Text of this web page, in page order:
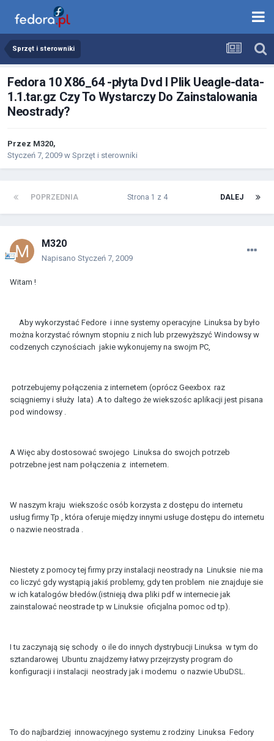
Sprzęt i sterowniki
Fedora 10 X86_64 -płyta Dvd I Plik Ueagle-data-
1.1.tar.gz Czy To Wystarczy Do Zainstalowania
Neostrady?
Przez M320,
Styczeń 7, 2009 w Sprzęt i sterowniki
POPRZEDNIA DALEJ
Strona 1 z 4
M320
Napisano Styczeń 7, 2009
Witam !
Aby wykorzystać Fedore i inne systemy operacyjne Linuksa by było
można korzystać równym stopniu z nich lub przewyższyć Windowsy w
codzenych czynościach jakie wykonujemy na swojm PC,
potrzebujemy połączenia z internetem (oprócz Geexbox raz
sciągniemy i służy lata) .A to daltego że wiekszośc aplikacji jest pisana
pod windowsy .
A Więc aby dostosować swojego Linuksa do swojch potrzeb
potrzebne jest nam połączenia z internetem.
W naszym kraju wiekszośc osób korzysta z dostępu do internetu
usług firmy Tp , która oferuje między innymi usługe dostępu do internetu
o nazwie neostrada .
Niestety z pomocy tej firmy przy instalacji neostrady na Linuksie nie ma
co liczyć gdy wystąpią jakiś problemy, gdy ten problem nie znajduje sie
w ich katalogów błedów.(istnieją dwa pliki pdf w internecie jak
zainstalować neostrade tp w Linuksie oficjalna pomoc od tp).
I tu zaczynają się schody o ile do innych dystrybucji Linuksa w tym do
sztandarowej Ubuntu znajdzemy łatwy przejrzysty program do
konfiguracji i instalacji neostrady jak i modemu o nazwie UbuDSL.
To do najbardziej innowacyjnego systemu z rodziny Linuksa Fedory